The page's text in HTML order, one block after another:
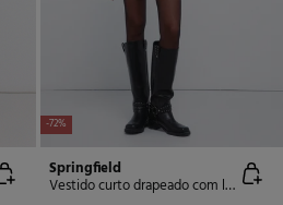
-72%
Springfield
Vestido curto drapeado com lantejoulas